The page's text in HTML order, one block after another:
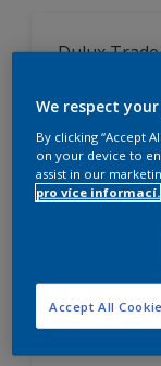
Dulux
We respect
By clicking “Accept
on your device to
assist in our
pro více informací.
Accept All